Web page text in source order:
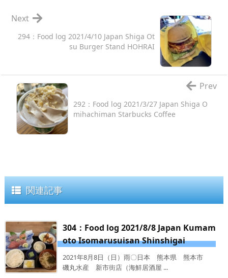
294：Food log 2021/4/10 Japan Shiga Ot
su Burger Stand HOHRAI
Next
292：Food log 2021/3/27 Japan Shiga O
mihachiman Starbucks Coffee
Prev
関連記事
304：Food log 2021/8/8 Japan Kumam
oto Isomarusuisan Shinshigai
2021年8月8日（日）雨〇日本 熊本県 熊本市
磯丸水産 新市街店（海鮮居酒屋 ...